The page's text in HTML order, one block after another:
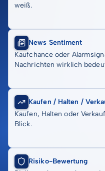
weiß.
News Sentiment
Kaufchance oder
Nachrichten wirklich
Kaufen / Halten /
Kaufen, Halten oder
Blick.
Risiko-Bewertung